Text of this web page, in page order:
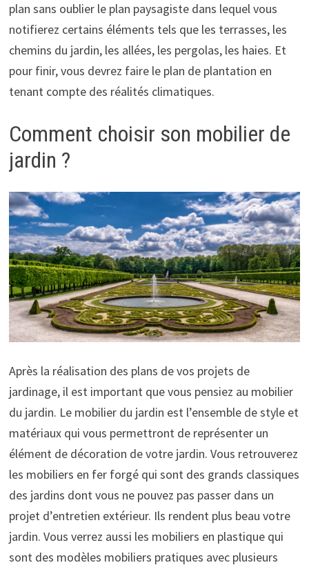
plan sans oublier le plan paysagiste dans lequel vous
notifierez certains éléments tels que les terrasses, les
chemins du jardin, les allées, les pergolas, les haies. Et
pour finir, vous devrez faire le plan de plantation en
tenant compte des réalités climatiques.
Comment choisir son mobilier de
jardin ?
Après la réalisation des plans de vos projets de
jardinage, il est important que vous pensiez au mobilier
du jardin. Le mobilier du jardin est l’ensemble de style et
matériaux qui vous permettront de représenter un
élément de décoration de votre jardin. Vous retrouverez
les mobiliers en fer forgé qui sont des grands classiques
des jardins dont vous ne pouvez pas passer dans un
projet d’entretien extérieur. Ils rendent plus beau votre
jardin. Vous verrez aussi les mobiliers en plastique qui
sont des modèles mobiliers pratiques avec plusieurs